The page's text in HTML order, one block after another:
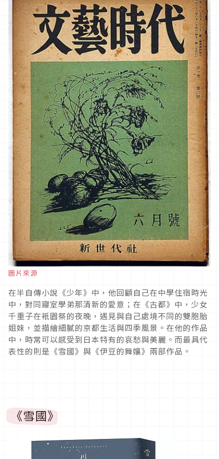
圖片來源
在半自傳小說《少年》中，他回顧自己在中學住宿時光
中，對同寢室學弟那清新的愛意；在《古都》中，少女
千重子在衹園祭的夜晚，遇見與自己處境不同的雙胞胎
姐妹，並描繪細膩的京都生活與四季風景。在他的作品
中，時常可以感受到日本特有的哀愁與美麗。而最具代
表性的則是《雪國》與《伊豆的舞孃》兩部作品。
《雪國》